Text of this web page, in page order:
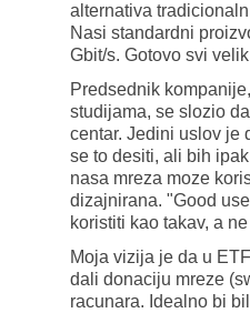
alternativa
Nasi standardni
Gbit/s. Gotovo svi
Predsednik
studijama, se slozio
centar. Jedini uslov je
se to desiti, ali bih
nasa mreza moze
dizajnirana. "Good
koristiti kao takav, a
Moja vizija je da u
dali donaciju mreze
racunara. Idealno bi